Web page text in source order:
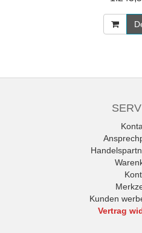
Kunden
Vertrag